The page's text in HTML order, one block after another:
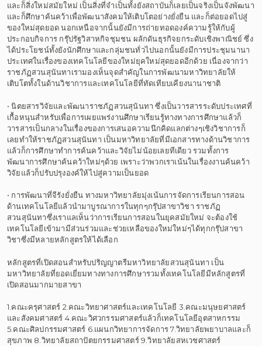
และก็สิ่งใหม่สมัยใหม่ เป็นสิ่งที่จำเป็นทั้งยังสถาบันก็เลยเป็นจริงเป็นจังพัฒนา
และก็ศึกษาค้นคว้าเพื่อพัฒนาสังคมให้เติบโตอย่างยั่งยืน และก็ต่อยอดไปสู่
ของใหม่สุดยอด นอกเหนือจากนั้นยังมีการถ่ายทอดองค์ความรู้ให้กับผู้
ประกอบกิจการ กรุ๊ปรัฐวิสาหกิจชุมชน ผลักดันธุรกิจยกระดับเชิงพาณิชย์ ซึ่ง
ได้ประโยชน์ทั้งยังนักศึกษาและกลุ่มชนทั่วไปนอกนั้นยังมีการประชุมนานา
ประเทศในเรื่องของเทคโนโลยีของใหม่ยุคใหม่สุดยอดอีกด้วย เนื่องจากว่า
ราชภัฏสวนสุนันทาเรามองเห็นจุดสำคัญในการพัฒนามหาวิทยาลัยให้
เติบโตทั้งในด้านวิชาการและเทคโนโลยีที่ทัดเทียบเคียงนานาชาติ
• นิตยสารวิจัยและพัฒนาราชภัฏสวนสุนันทา ซึ่งเป็นวารสารระดับประเทศที่
เกื้อหนุนสำหรับเพื่อการเผยแพร่งานศึกษาเรียนรู้ทางทางการศึกษาแล้วก็
วารสารเป็นกลางในเรื่องของการเสนอความนึกคิดแลกต่างๆเชิงวิชาการก็
เลยทำให้ราชภัฏสวนสุนันทา เป็นมหาวิทยาลัยที่มีเอกสารทางด้านวิชาการ
แล้วก็การศึกษาทำการค้นคว้าและวิจัยไม่น้อยเลยทีเดียว รวมทั้งการ
พัฒนาการศึกษาค้นคว้าใหม่ๆด้วย เพราะว่าพวกเราเน้นในเรื่องงานค้นคว้า
วิจัยแล้วก็ปรับปรุงองค์ให้ไปสู่ความเป็นยอด
• การพัฒนาที่จีรังยั่งยืน ทางมหาวิทยาลัยมุ่งเน้นการจัดการเรียนการสอน
ด้านเทคโนโลยีแล้วนำมาบูรณาการในทุกๆกรุ๊ปสาขาวิชา ราชภัฏ
สวนสุนันทาซึ่งเราแลเห็นว่าการเรียนการสอนในยุคสมัยใหม่ จะต้องใช้
เทคโนโลยีเข้ามามีส่วนร่วมและช่วยเหลือของใหม่ใหม่ๆได้ทุกกรุ๊ปสาขา
วิชาซึ่งมีหลายหลักสูตรให้ได้เลือก
หลักสูตรที่เปิดสอนสำหรับปริญญาตรีมหาวิทยาลัยสวนสุนันทา เป็น
มหาวิทยาลัยที่ยอดเยี่ยมทางทางการศึกษารวมทั้งเทคโนโลยีมีหลักสูตรที่
เปิดสอนมากมายสาขา
1.คณะครุศาสตร์ 2.คณะวิทยาศาสตร์และเทคโนโลยี 3.คณะมนุษยศาสตร์
และสังคมศาสตร์ 4.คณะวิศวกรรมศาสตร์แล้วก็เทคโนโลยีอุตสาหกรรม
5.คณะศิลปกรรมศาสตร์ 6.แผนกวิทยาการจัดการ 7.วิทยาลัยพยาบาลและก็
สุขภาพ 8.วิทยาลัยสถาปัตยกรรมศาสตร์ 9.วิทยาลัยสหเวชศาสตร์